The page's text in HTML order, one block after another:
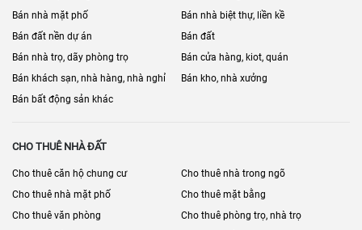
Nhadatdongnai360.vn – Kênh thông tin bất động sản Đồng Nai
đáng tin cậy
Cập nhậtmua bán và cho thuê nhà đất Đồng Nai mới nhất, từ đất
nền, nhà phố, căn hộ đến bất động sản công nghiệp.
Tin đăng đượckiểm duyệt kỹ lưỡng
Thông tin dự án chi tiết, pháp lý rõ ràng, hỗ trợ quá trình giao dịch
Nền tảng thân thiện, dễ sử dụng, phù hợp cho cảnhà đầu tư, môi
Cơ hội đầu tư không thể bỏ lỡ
Bán nhà mặt phố
Bán nhà biệt thự, liền kề
Bán đất nền dự án
Bán đất
Bán nhà trọ, dãy phòng trọ
Bán cửa hàng, kiot, quán
Bán khách sạn, nhà hàng, nhà nghỉ
Bán kho, nhà xưởng
Bán bất động sản khác
CHO THUÊ NHÀ ĐẤT
Cho thuê căn hộ chung cư
Cho thuê nhà trong ngõ
Cho thuê nhà mặt phố
Cho thuê mặt bằng
Cho thuê văn phòng
Cho thuê phòng trọ, nhà trọ